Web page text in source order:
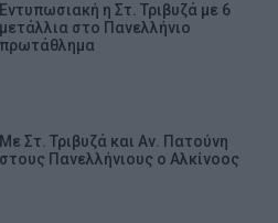
Εντυπωσιακή η Στ. Τριβυζά με 6
μετάλλια στο Πανελλήνιο
πρωτάθλημα
Με Στ. Τριβυζά και Αν. Πατούνη
στους Πανελλήνιους ο Αλκίνοος